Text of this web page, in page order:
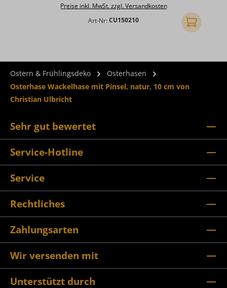
Preise inkl. MwSt. zzgl. Versandkosten
Art-Nr:CU150210 In den
Ostern & Frühlingsdeko
Osterhasen
Osterhase Wackelhase mit Pinsel, natur, 10 cm von
Christian Ulbricht
Sehr gut bewertet
Service-Hotline
Service
Rechtliches
Zahlungsarten
Wir versenden mit
Unterstützt durch